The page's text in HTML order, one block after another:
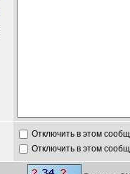
Отключить в этом
Отключить в этом